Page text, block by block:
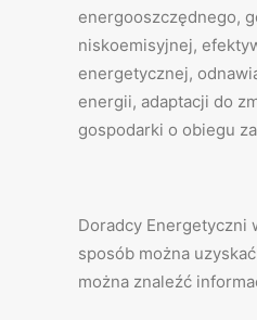
energooszczędnego,
niskoemisyjnej,
energetycznej,
energii, adaptacji do
gospodarki o obiegu
Doradcy Energetyczni
sposób można
można znaleźć